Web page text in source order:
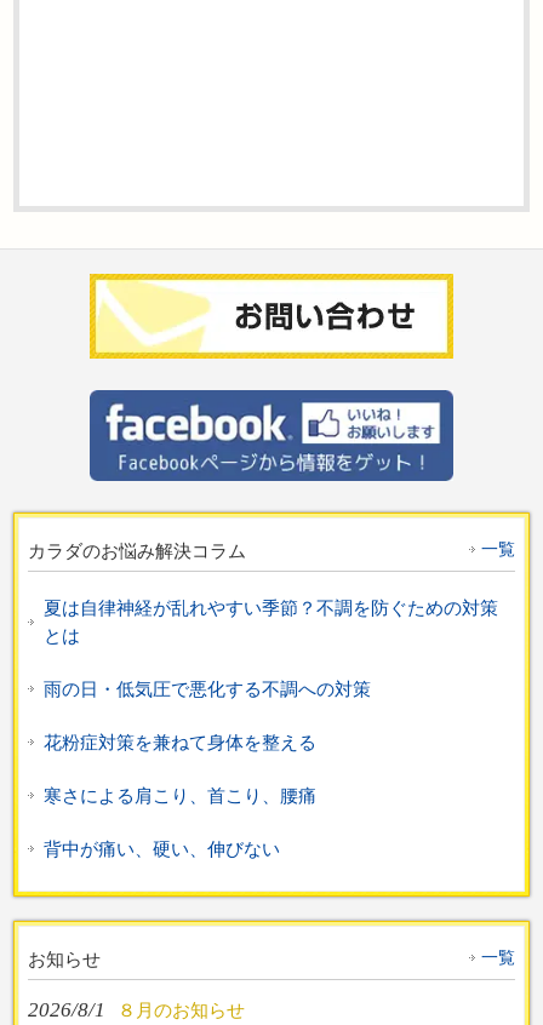
カラダのお悩み解決コラム 一覧
夏は自律神経が乱れやすい季節？不調を防ぐための対策
とは
雨の日・低気圧で悪化する不調への対策
花粉症対策を兼ねて身体を整える
寒さによる肩こり、首こり、腰痛
背中が痛い、硬い、伸びない
お知らせ 一覧
2026/8/1 ８月のお知らせ